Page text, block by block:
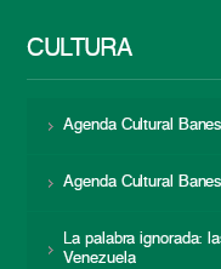
CULTURA
Agenda Cultural
Agenda Cultural
La palabra ignorada:
Venezuela